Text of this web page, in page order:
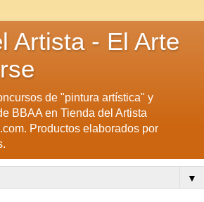
Artista - El Arte
de "pintura artística" y
BBAA en Tienda del Artista
Productos elaborados por
▼